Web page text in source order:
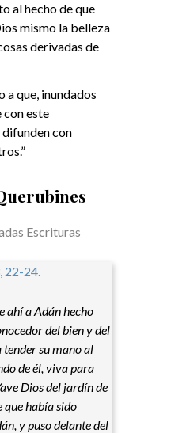
al hecho de que
mismo la belleza
derivadas de
a que, inundados
con este
con
Escrituras
22-24.
ahí a Adán hecho
del bien y del
su mano al
de él, viva para
Dios del jardín de
que había sido
y puso delante del